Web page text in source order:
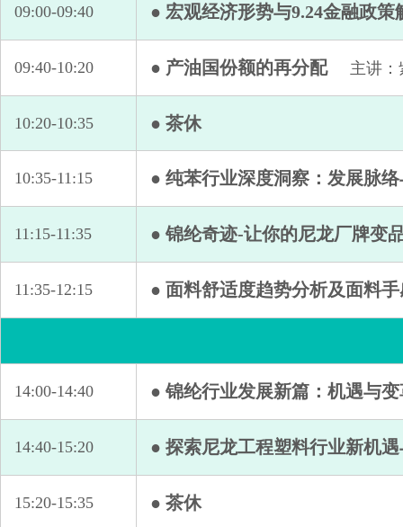
09:00-09:40 ● 宏观经济形势与9.24金融政策
09:40-10:20 ● 产油国份额的再分配 主讲
10:20-10:35 ● 茶休
10:35-11:15 ● 纯苯行业深度洞察：发展脉
11:15-11:35 ● 锦纶奇迹-让你的尼龙厂牌变
11:35-12:15 ● 面料舒适度趋势分析及面料
14:00-14:40 ● 锦纶行业发展新篇：机遇与
14:40-15:20 ● 探索尼龙工程塑料行业新机
15:20-15:35 ● 茶休